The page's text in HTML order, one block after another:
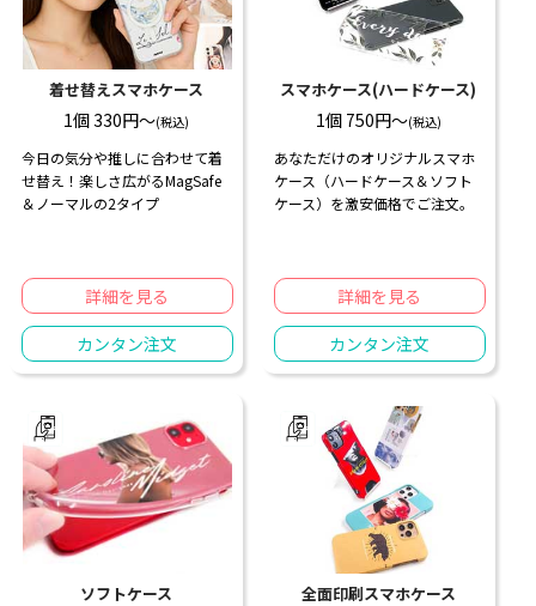
着せ替えスマホケース
1個 330円〜(税込)
今日の気分や推しに合わせて着
せ替え！楽しさ広がるMagSafe
＆ノーマルの2タイプ
詳細を見る
カンタン注文
スマホケース(ハードケース)️
1個 750円〜(税込)
あなただけのオリジナルスマホ
ケース（ハードケース＆ソフト
ケース）を激安価格でご注文。
詳細を見る
カンタン注文
ソフトケース 全面印刷スマホケース